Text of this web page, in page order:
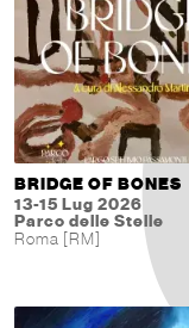
BRIDGE OF BONES
13-15 Lug 2026
Parco delle Stelle
Roma [RM]